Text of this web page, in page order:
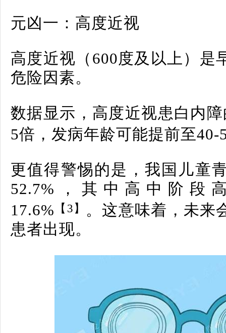
元凶一：高度近视
高度近视（600度及以上）是
危险因素。
数据显示，高度近视患白内
5倍，发病年龄可能提前至40-
更值得警惕的是，我国儿童
52.7%，其中高中阶段
17.6% 【3】
。这意味着，未来
患者出现。